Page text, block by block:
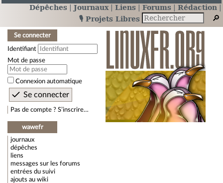
Dépêches Journaux Liens Forums
Rédaction
🎙️ Projets Libres
Se connecter
Identifiant
Mot de passe
Connexion automatique
Pas de compte ? S’inscrire…
wawefr
journaux
dépêches
liens
messages sur les forums
entrées du suivi
ajouts au wiki